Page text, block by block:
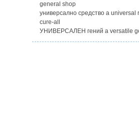
general shop
универсално средство a universal
cure-all
УНИВЕРСАЛЕН гений a versatile